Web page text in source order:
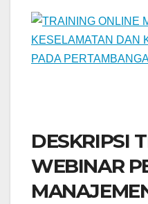
DESKRIPSI
WEBINAR